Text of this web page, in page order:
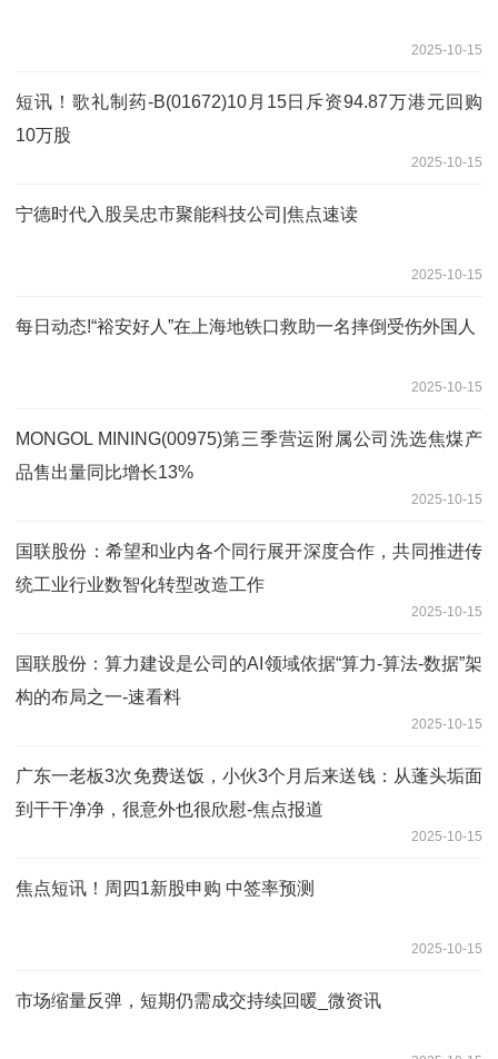
2025-10-15
短讯！歌礼制药-B(01672)10月15日斥资94.87万港元回购
10万股
2025-10-15
宁德时代入股吴忠市聚能科技公司|焦点速读
2025-10-15
每日动态!“裕安好人”在上海地铁口救助一名摔倒受伤外国人
2025-10-15
MONGOL MINING(00975)第三季营运附属公司洗选焦煤产
品售出量同比增长13%
2025-10-15
国联股份：希望和业内各个同行展开深度合作，共同推进传
统工业行业数智化转型改造工作
2025-10-15
国联股份：算力建设是公司的AI领域依据“算力-算法-数据”架
构的布局之一-速看料
2025-10-15
广东一老板3次免费送饭，小伙3个月后来送钱：从蓬头垢面
到干干净净，很意外也很欣慰-焦点报道
2025-10-15
焦点短讯！周四1新股申购 中签率预测
2025-10-15
市场缩量反弹，短期仍需成交持续回暖_微资讯